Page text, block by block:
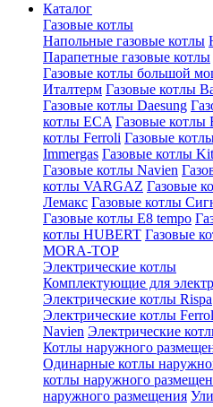
Каталог
Газовые котлы
Напольные газовые котлы
Парапетные газовые котлы
Газовые котлы большой
Италтерм Газовые котлы
Газовые котлы Daesung
котлы ECA Газовые котлы
котлы Ferroli Газовые
Immergas Газовые котлы
Газовые котлы Navien
котлы VARGAZ Газовые
Лемакс Газовые котлы
Газовые котлы E8 tempo
котлы HUBERT Газовые
MORA-TOP
Электрические котлы
Комплектующие для
Электрические котлы Rispa
Электрические котлы
Navien Электрические
Котлы наружного
Одинарные котлы
котлы наружного
наружного размещения